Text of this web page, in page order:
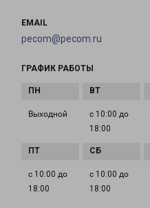
EMAIL
pecom@pecom.ru
ГРАФИК РАБОТЫ
Выходной
с 10:00 до
18:00
с 10:00 до
18:00
с 10:00 до
18:00